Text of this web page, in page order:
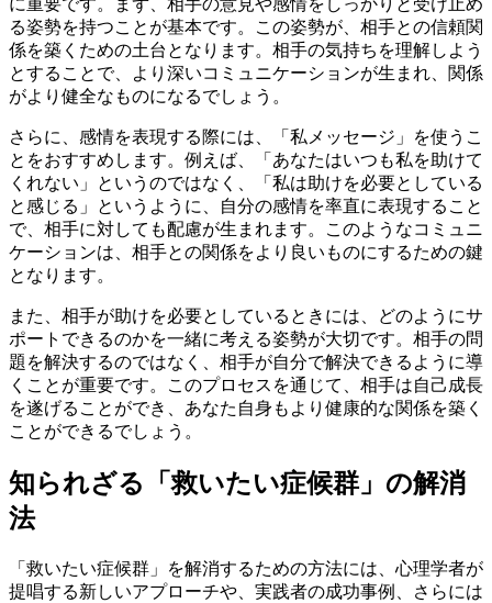
る姿勢を持つことが基本です。この姿勢が、相手との信頼関
係を築くための土台となります。相手の気持ちを理解しよう
とすることで、より深いコミュニケーションが生まれ、関係
がより健全なものになるでしょう。
さらに、感情を表現する際には、「私メッセージ」を使うこ
とをおすすめします。例えば、「あなたはいつも私を助けて
くれない」というのではなく、「私は助けを必要としている
と感じる」というように、自分の感情を率直に表現すること
で、相手に対しても配慮が生まれます。このようなコミュニ
ケーションは、相手との関係をより良いものにするための鍵
となります。
また、相手が助けを必要としているときには、どのようにサ
ポートできるのかを一緒に考える姿勢が大切です。相手の問
題を解決するのではなく、相手が自分で解決できるように導
くことが重要です。このプロセスを通じて、相手は自己成長
を遂げることができ、あなた自身もより健康的な関係を築く
ことができるでしょう。
知られざる「救いたい症候群」の解消
法
「救いたい症候群」を解消するための方法には、心理学者が
提唱する新しいアプローチや、実践者の成功事例、さらには